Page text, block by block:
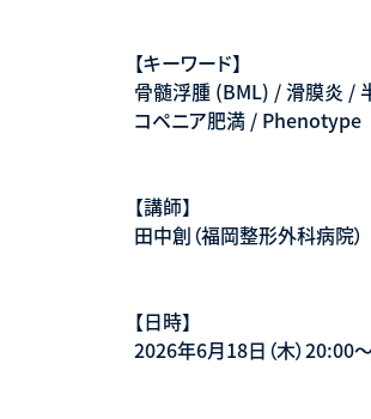
【キーワード】
骨髄浮腫 (BML) / 滑膜炎 /
コペニア肥満 / Phenotype
【講師】
田中創（福岡整形外科病院）
【日時】
2026年6月18日（木）20:00